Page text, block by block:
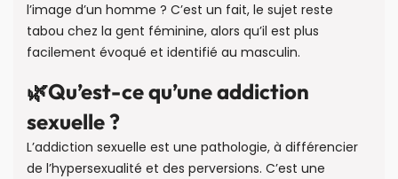
l’image d’un homme ? C’est un fait, le sujet reste
tabou chez la gent féminine, alors qu’il est plus
facilement évoqué et identifié au masculin.
🌿Qu’est-ce qu’une addiction
sexuelle ?
L’addiction sexuelle est une pathologie, à différencier
de l’hypersexualité et des perversions. C’est une